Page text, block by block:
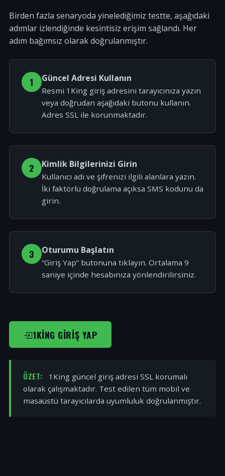
Birden fazla senaryoda yinelediğimiz testte, aşağıdaki
adımlar izlendiğinde kesintisiz erişim sağlandı. Her
adım bağımsız olarak doğrulanmıştır.
1 Güncel Adresi Kullanın
Resmi 1King giriş adresini tarayıcınıza yazın
veya doğrudan aşağıdaki butonu kullanın.
Adres SSL ile korunmaktadır.
2 Kimlik Bilgilerinizi Girin
Kullanıcı adı ve şifrenizi ilgili alanlara yazın.
İki faktörlü doğrulama açıksa SMS kodunu da
girin.
3 Oturumu Başlatın
“Giriş Yap” butonuna tıklayın. Ortalama 9
saniye içinde hesabınıza yönlendirilirsiniz.
1KING GIRIŞ YAP
ÖZET:
1King güncel giriş adresi SSL korumalı
olarak çalışmaktadır. Test edilen tüm mobil ve
masaüstü tarayıcılarda uyumluluk doğrulanmıştır.